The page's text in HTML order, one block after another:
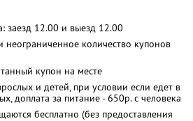
заезд 12.00 и выезд 12.00
количество купонов
купон на месте
и детей, при условии если едет в
доплата за питание - 650р. с человека
бесплатно (без предоставления